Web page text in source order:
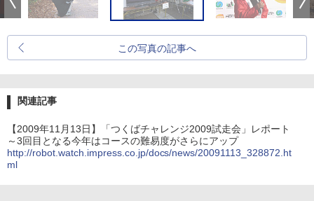
この写真の記事へ
関連記事
【2009年11月13日】「つくばチャレンジ2009試走会」レポート
～3回目となる今年はコースの難易度がさらにアップ
http://robot.watch.impress.co.jp/docs/news/20091113_328872.ht
ml